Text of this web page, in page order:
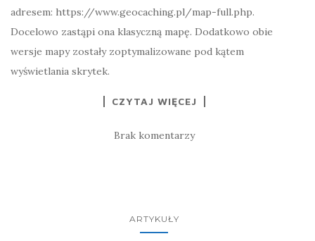
adresem: https://www.geocaching.pl/map-full.php.
Docelowo zastąpi ona klasyczną mapę. Dodatkowo obie
wersje mapy zostały zoptymalizowane pod kątem
wyświetlania skrytek.
CZYTAJ WIĘCEJ
Brak komentarzy
ARTYKUŁY